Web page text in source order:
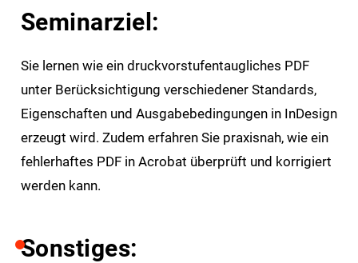
Seminarziel:
Sie lernen wie ein druckvorstufentaugliches PDF
unter Berücksichtigung verschiedener Standards,
Eigenschaften und Ausgabebedingungen in InDesign
erzeugt wird. Zudem erfahren Sie praxisnah, wie ein
fehlerhaftes PDF in Acrobat überprüft und korrigiert
werden kann.
Sonstiges: